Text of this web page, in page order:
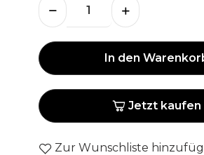
In den
Jetzt kaufen
Zur Wunschliste